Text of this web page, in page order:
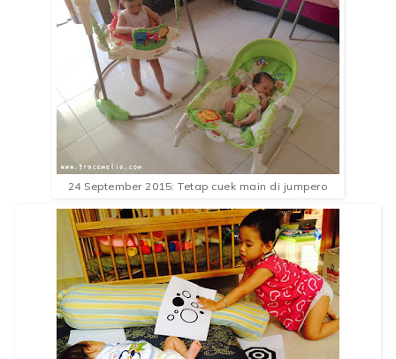
24 September 2015: Tetap cuek main di jumpero